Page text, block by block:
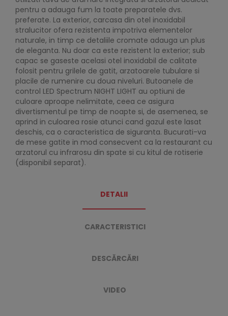
pentru a adauga fum la toate preparatele dvs.
preferate. La exterior, carcasa din otel inoxidabil
stralucitor ofera rezistenta impotriva elementelor
naturale, in timp ce detaliile cromate adauga un plus
de eleganta. Nu doar ca este rezistent la exterior; sub
capac se gaseste acelasi otel inoxidabil de calitate
folosit pentru grilele de gatit, arzatoarele tubulare si
placile de rumenire cu doua niveluri. Butoanele de
control LED Spectrum NIGHT LIGHT au optiuni de
culoare aproape nelimitate, ceea ce asigura
divertismentul pe timp de noapte si, de asemenea, se
aprind in culoarea rosie atunci cand gazul este lasat
deschis, ca o caracteristica de siguranta. Bucurati-va
de mese gatite in mod consecvent ca la restaurant cu
arzatorul cu infrarosu din spate si cu kitul de rotiserie
(disponibil separat).
DETALII
CARACTERISTICI
DESCĂRCĂRI
VIDEO